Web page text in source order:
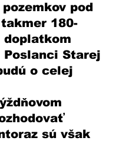
pozemkov pod
takmer 180-
Poslanci Starej
o celej
sú však